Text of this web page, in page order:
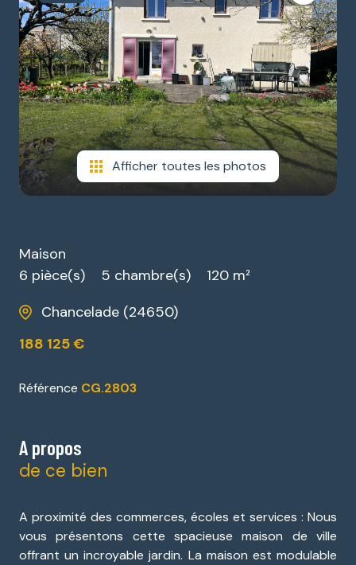
GARAGES
/
PARKINGS
DIVERS
ESTIMATION
NOTRE
AGENCE
Afficher toutes les photos
Maison
6 pièce(s)
5 chambre(s)
120 m²
Chancelade (24650)
188 125 €
Référence CG.2803
A propos
de ce bien
A proximité des commerces, écoles et services : Nous
vous présentons cette spacieuse maison de ville
offrant un incroyable jardin. La maison est modulable